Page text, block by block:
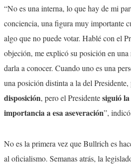
“No es una interna, lo que hay de mi
conciencia, una figura muy importante
algo que no puede votar. Hablé con el
objeción, me explicó su posición en
darla a conocer. Cuando uno es una
una posición distinta a la del Presidente,
disposición, pero el Presidentesiguió
importancia a esa aseveración”,
No es la primera vez que Bullrich es
al oficialismo. Semanas atrás, la